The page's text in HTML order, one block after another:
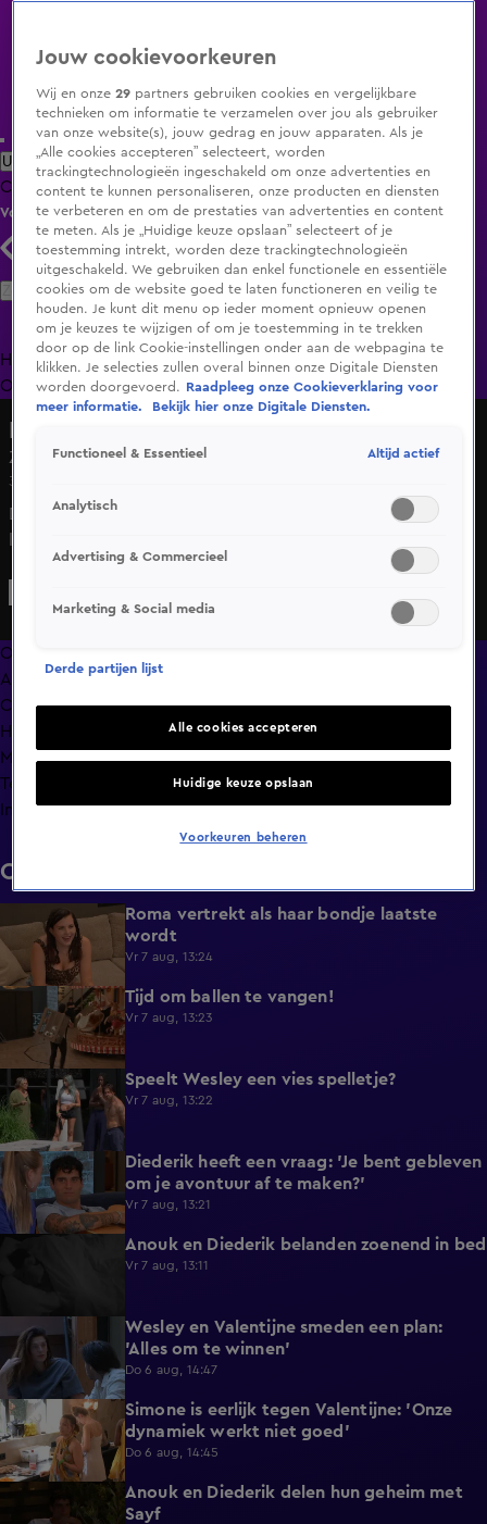
Uitzending Gemist Populaire programma's Zenders Genres
ClipsFilmsRadioSmart TV inlogShop
Volg KIJK
Zoeken
HomeUitzending Gemist Programma's De Bondgenoten
OranjezomerLivestreamsShop
Zit Roma binnenkort niet meer bij de slangen?
3 juni 2025, 19:33
De slangen vinden dat Roma te veel over zich heen laat
Overzicht
Afleveringen
Clips
Hoe is het nu met?
Macdate met Nick Eshuis
Terugblik
Info
Clips
Roma vertrekt als haar bondje laatste
wordt
Vr 7 aug, 13:24
Tijd om ballen te vangen!
Vr 7 aug, 13:23
0:48 Speelt Wesley een vies spelletje?
Vr 7 aug, 13:22
0:37
Diederik heeft een vraag: 'Je bent gebleven
om je avontuur af te maken?'
Vr 7 aug, 13:21
Anouk en Diederik belanden zoenend in bed
Vr 7 aug, 13:11
0:26
Wesley en Valentijne smeden een plan:
'Alles om te winnen'
Do 6 aug, 14:47
1:12
Simone is eerlijk tegen Valentijne: 'Onze
dynamiek werkt niet goed'
Do 6 aug, 14:45
0:48
Anouk en Diederik delen hun geheim met
Sayf
Jouw cookievoorkeuren
Wij en onze29 partners gebruiken cookies en vergelijkbare
technieken om informatie te verzamelen over jou als gebruiker
van onze website(s), jouw gedrag en jouw apparaten. Als je
„Alle cookies accepteren” selecteert, worden
trackingtechnologieën ingeschakeld om onze advertenties en
content te kunnen personaliseren, onze producten en diensten
te verbeteren en om de prestaties van advertenties en content
te meten. Als je „Huidige keuze opslaan” selecteert of je
toestemming intrekt, worden deze trackingtechnologieën
uitgeschakeld. We gebruiken dan enkel functionele en essentiële
cookies om de website goed te laten functioneren en veilig te
houden. Je kunt dit menu op ieder moment opnieuw openen
om je keuzes te wijzigen of om je toestemming in te trekken
door op de link Cookie-instellingen onder aan de webpagina te
klikken. Je selecties zullen overal binnen onze Digitale Diensten
worden doorgevoerd.
Raadpleeg onze Cookieverklaring voor
meer informatie.
Bekijk hier onze Digitale Diensten.
Functioneel & Essentieel Altijd actief
Analytisch
Advertising & Commercieel
Marketing & Social media
Derde partijen lijst
Alle cookies accepteren
Huidige keuze opslaan
Voorkeuren beheren